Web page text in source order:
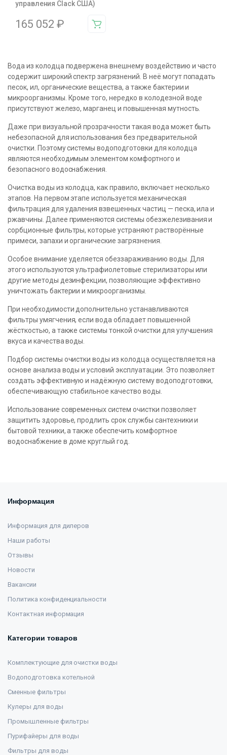
управления Clack США)
165 052 ₽
Вода из колодца подвержена внешнему воздействию и часто
содержит широкий спектр загрязнений. В неё могут попадать
песок, ил, органические вещества, а также бактерии и
микроорганизмы. Кроме того, нередко в колодезной воде
присутствуют железо, марганец и повышенная мутность.
Даже при визуальной прозрачности такая вода может быть
небезопасной для использования без предварительной
очистки. Поэтому системы водоподготовки для колодца
являются необходимым элементом комфортного и
безопасного водоснабжения.
Очистка воды из колодца, как правило, включает несколько
этапов. На первом этапе используется механическая
фильтрация для удаления взвешенных частиц — песка, ила и
ржавчины. Далее применяются системы обезжелезивания и
сорбционные фильтры, которые устраняют растворённые
примеси, запахи и органические загрязнения.
Особое внимание уделяется обеззараживанию воды. Для
этого используются ультрафиолетовые стерилизаторы или
другие методы дезинфекции, позволяющие эффективно
уничтожать бактерии и микроорганизмы.
При необходимости дополнительно устанавливаются
фильтры умягчения, если вода обладает повышенной
жёсткостью, а также системы тонкой очистки для улучшения
вкуса и качества воды.
Подбор системы очистки воды из колодца осуществляется на
основе анализа воды и условий эксплуатации. Это позволяет
создать эффективную и надёжную систему водоподготовки,
обеспечивающую стабильное качество воды.
Использование современных систем очистки позволяет
защитить здоровье, продлить срок службы сантехники и
бытовой техники, а также обеспечить комфортное
водоснабжение в доме круглый год.
Информация
Информация для дилеров
Наши работы
Отзывы
Новости
Вакансии
Политика конфиденциальности
Контактная информация
Категории товаров
Комплектующие для очистки воды
Водоподготовка котельной
Сменные фильтры
Кулеры для воды
Промышленные фильтры
Пурифайеры для воды
Фильтры для воды